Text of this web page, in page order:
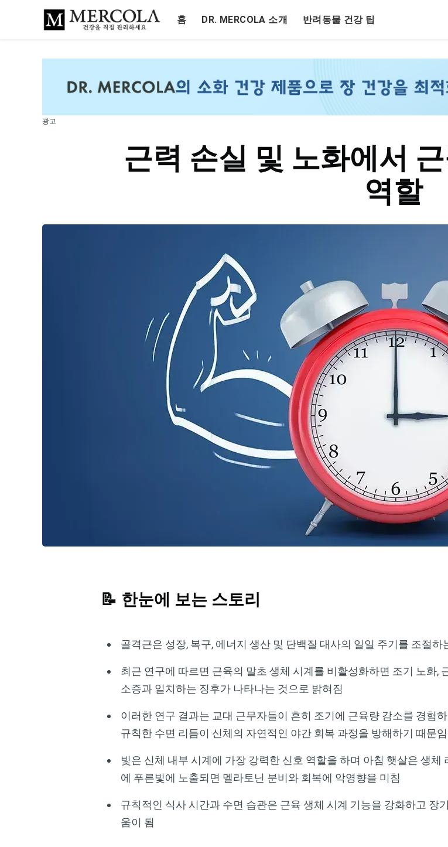
홈 DR. MERCOLA 소개 반려동물 건강 팁
광고
근력 손실 및 노화에서
역할
📝 한눈에 보는 스토리
골격근은 성장, 복구, 에너지 생산 및 단백질 대사의 일일 주기를 조절
최근 연구에 따르면 근육의 말초 생체 시계를 비활성화하면 조기 노화,
소증과 일치하는 징후가 나타나는 것으로 밝혀짐
이러한 연구 결과는 교대 근무자들이 흔히 조기에 근육량 감소를 경험
규칙한 수면 리듬이 신체의 자연적인 야간 회복 과정을 방해하기 때문임
빛은 신체 내부 시계에 가장 강력한 신호 역할을 하며 아침 햇살은 생
에 푸른빛에 노출되면 멜라토닌 분비와 회복에 악영향을 미침
규칙적인 식사 시간과 수면 습관은 근육 생체 시계 기능을 강화하고 장
움이 됨